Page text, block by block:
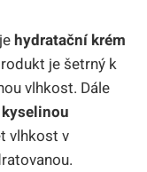
hydratační krém
je šetrný k
vlhkost. Dále
vlhkost v